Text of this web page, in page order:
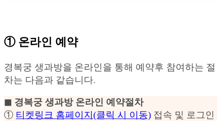
① 온라인 예약
경복궁 생과방을 온라인을 통해 예약후 참여하는 절
차는 다음과 같습니다.
◼︎ 경복궁 생과방 온라인 예약절차
① 티켓링크 홈페이지(클릭 시 이동) 접속 및 로그인